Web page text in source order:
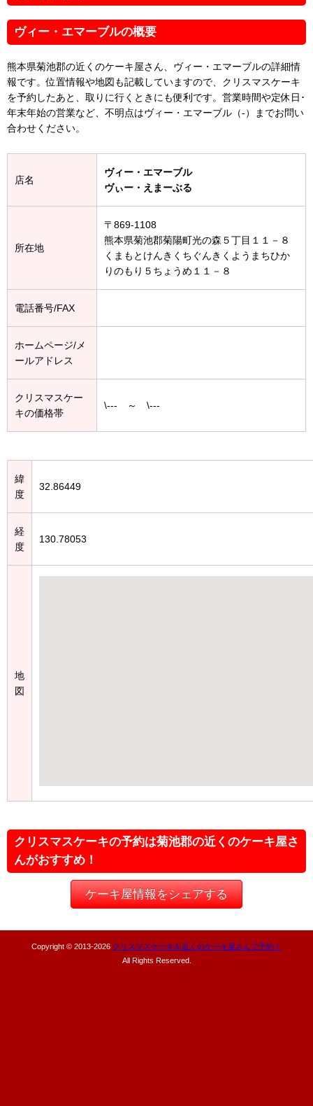
ヴィー・エマーブルの概要
熊本県菊池郡の近くのケーキ屋さん、ヴィー・エマーブルの詳細情
報です。位置情報や地図も記載していますので、クリスマスケーキ
を予約したあと、取りに行くときにも便利です。営業時間や定休日･
年末年始の営業など、不明点はヴィー・エマーブル（-）までお問い
合わせください。
店名
ヴィー・エマーブル
ヴぃー・えまーぶる
所在地
〒869-1108
熊本県菊池郡菊陽町光の森５丁目１１－８
くまもとけんきくちぐんきくようまちひか
りのもり５ちょうめ１１－８
電話番号/FAX
ホームページ/メ
ールアドレス
クリスマスケー
キの価格帯
\--- ～ \---
緯
度
32.86449
経
度
130.78053
地
図
クリスマスケーキの予約は菊池郡の近くのケーキ屋さ
んがおすすめ！
ケーキ屋情報をシェアする
Copyright © 2013-2026 クリスマスケーキを近くのケーキ屋さんで予約！
All Rights Reserved.